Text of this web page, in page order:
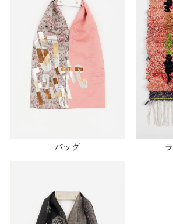
バッグ